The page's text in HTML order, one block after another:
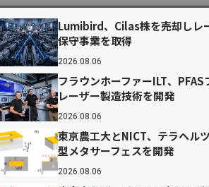
Lumibird、Cilas株を売却しレ
保守事業を取得
2026.08.06
フラウンホーファーILT、
レーザー製造技術を開発
2026.08.06
東京農工大とNICT、テラヘル
型メタサーフェスを開発
2026.08.06